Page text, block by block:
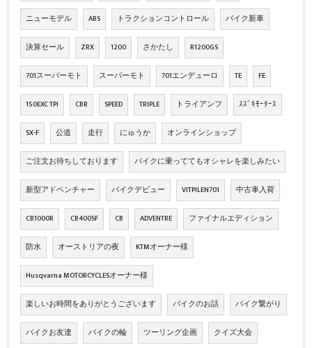
ニューモデル ABS トラクションコントロール バイク新車
決算セール ZRX 1200 さかたし R1200GS
701スーパーモト スーパーモト 701エンデューロ TE FE
150EXC TPI CBR SPEED TRIPLE トライアンフ ｽｽﾞｷﾓｰﾀｰｽ
SX-F 公道 走行 にゅうか オンラインショップ
ご注文お待ちしております バイクに乗っててもオシャレを楽しみたい
新型アドベンチャー バイクデビュー VITPILEN701 中古車入荷
CB1000R CB400SF CB ADVENTRE ファイナルエディション
防水 オーストリアの夜 KTMオーナー様
Husqvarna MOTORCYCLESオーナー様
楽しいお時間をありがとうございます バイクのお話 バイク繋がり
バイクお友達 バイクの輪 ツーリング企画 クイズ大会